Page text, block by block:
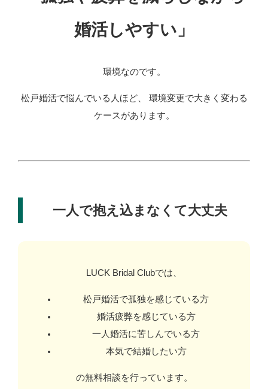
婚活しやすい」
環境なのです。
松戸婚活で悩んでいる人ほど、 環境変更で大きく変わる
ケースがあります。
一人で抱え込まなくて大丈夫
LUCK Bridal Clubでは、
松戸婚活で孤独を感じている方
婚活疲弊を感じている方
一人婚活に苦しんでいる方
本気で結婚したい方
の無料相談を行っています。